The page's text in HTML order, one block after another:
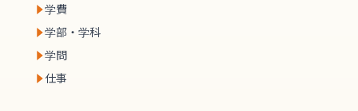
学費
学部・学科
学問
仕事